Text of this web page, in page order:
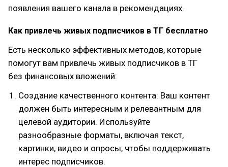
появления вашего канала в рекомендациях.
Как привлечь живых подписчиков в ТГ бесплатно
Есть несколько эффективных методов, которые
помогут вам привлечь живых подписчиков в ТГ
без финансовых вложений:
Создание качественного контента: Ваш контент
должен быть интересным и релевантным для
целевой аудитории. Используйте
разнообразные форматы, включая текст,
картинки, видео и опросы, чтобы поддерживать
интерес подписчиков.